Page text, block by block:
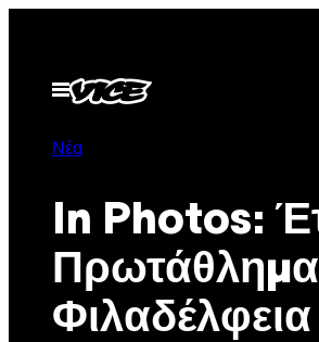
περιεχόμενο
Ανοίξτε
το
Νέα
In Photos:
Φιλαδέλφεια